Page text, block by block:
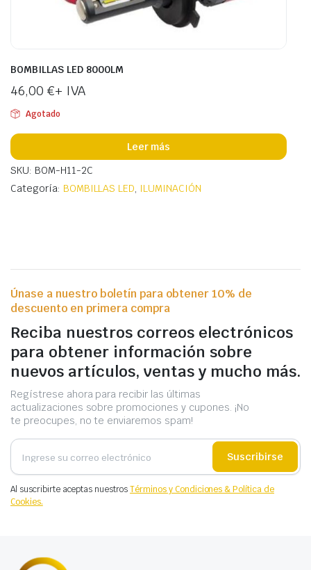
BOMBILLAS LED 8000LM
46,00 €+ IVA
Agotado
Leer más
SKU: BOM-H11-2C
Categoría: BOMBILLAS LED, ILUMINACIÓN
Únase a nuestro boletín para obtener 10% de
descuento en primera compra
Reciba nuestros correos electrónicos
para obtener información sobre
nuevos artículos, ventas y mucho más.
Regístrese ahora para recibir las últimas
actualizaciones sobre promociones y cupones. ¡No
te preocupes, no te enviaremos spam!
Suscribirse
Al suscribirte aceptas nuestrosTérminos y Condiciones & Política de
Cookies.